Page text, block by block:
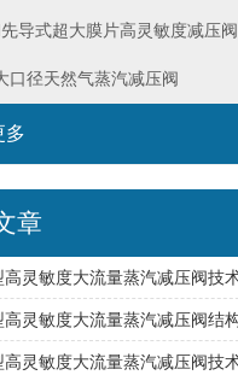
导式超大膜片高灵敏度减压阀
口径天然气蒸汽减压阀
多
章